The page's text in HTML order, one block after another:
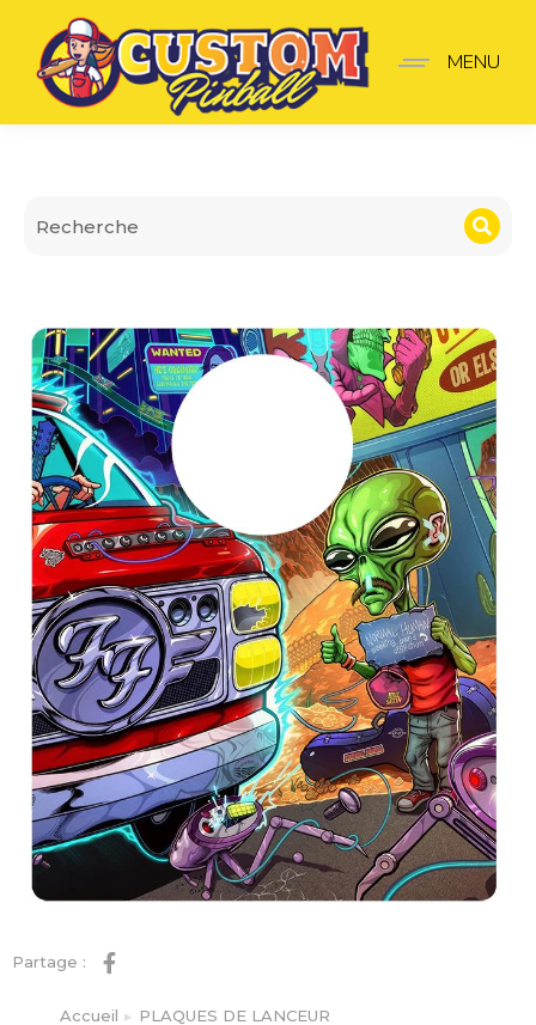
Plaque de lanceur Foo
MENU
Partage :
Vous êtes ici :
Accueil
PLAQUES DE LANCEUR